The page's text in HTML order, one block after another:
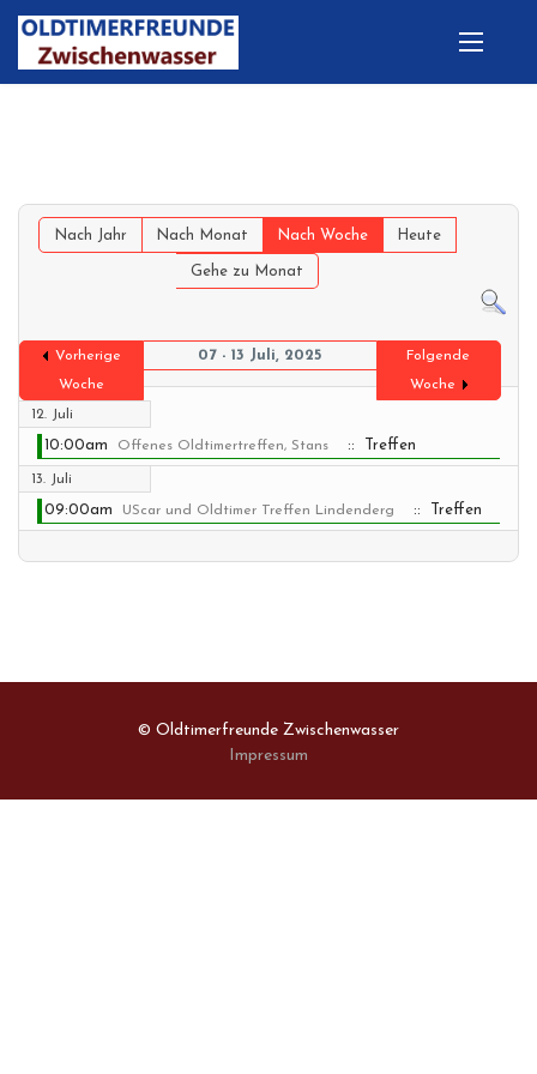
Nach Jahr Nach Monat Nach Woche Heute
Gehe zu Monat
Vorherige
Woche
07 - 13 Juli, 2025
Folgende
Woche
12. Juli
10:00am Offenes Oldtimertreffen, Stans :: Treffen
13. Juli
09:00am UScar und Oldtimer Treffen Lindenderg :: Treffen
© Oldtimerfreunde Zwischenwasser
Impressum